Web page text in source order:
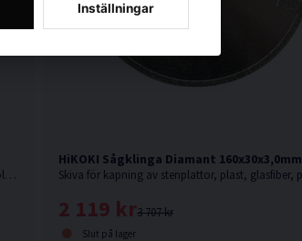
Skiva för kapning av stenplattor, plast, glasfiber, polyesterbaserade produkter, glasfiberarmerad polyester, etc.
HiKOKI Sågklinga Diamant 160x30x3,0mm
3 707 kr
2 119 kr
Slut på lager
Inställningar